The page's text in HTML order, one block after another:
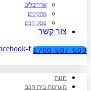
אדריכלים
מתקינים
עסק חכם
צור קשר
f Instagram
1700-507-503
חנות
מערכות בית חכם